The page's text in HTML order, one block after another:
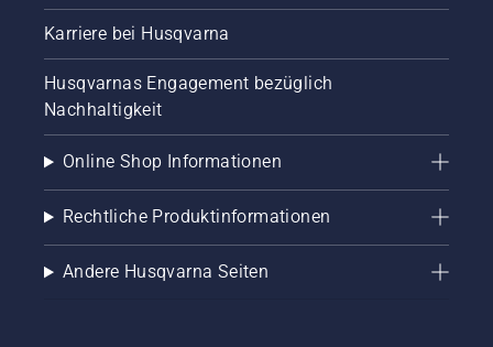
Karriere bei Husqvarna
Husqvarnas Engagement bezüglich
Nachhaltigkeit
Online Shop Informationen
Rechtliche Produktinformationen
Andere Husqvarna Seiten